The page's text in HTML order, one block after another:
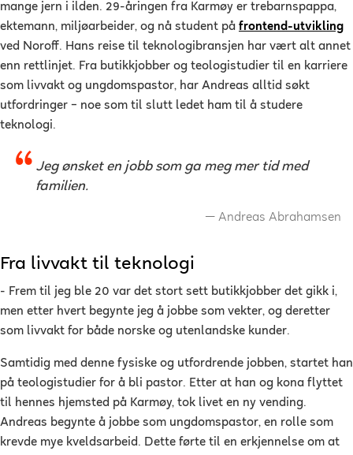
mange jern i ilden. 29-åringen fra Karmøy er trebarnspappa,
ektemann, miljøarbeider, og nå student på frontend-utvikling
ved Noroff. Hans reise til teknologibransjen har vært alt annet
enn rettlinjet. Fra butikkjobber og teologistudier til en karriere
som livvakt og ungdomspastor, har Andreas alltid søkt
utfordringer – noe som til slutt ledet ham til å studere
teknologi.
Jeg ønsket en jobb som ga meg mer tid med
familien.
Andreas Abrahamsen
Fra livvakt til teknologi
- Frem til jeg ble 20 var det stort sett butikkjobber det gikk i,
men etter hvert begynte jeg å jobbe som vekter, og deretter
som livvakt for både norske og utenlandske kunder.
Samtidig med denne fysiske og utfordrende jobben, startet han
på teologistudier for å bli pastor. Etter at han og kona flyttet
til hennes hjemsted på Karmøy, tok livet en ny vending.
Andreas begynte å jobbe som ungdomspastor, en rolle som
krevde mye kveldsarbeid. Dette førte til en erkjennelse om at